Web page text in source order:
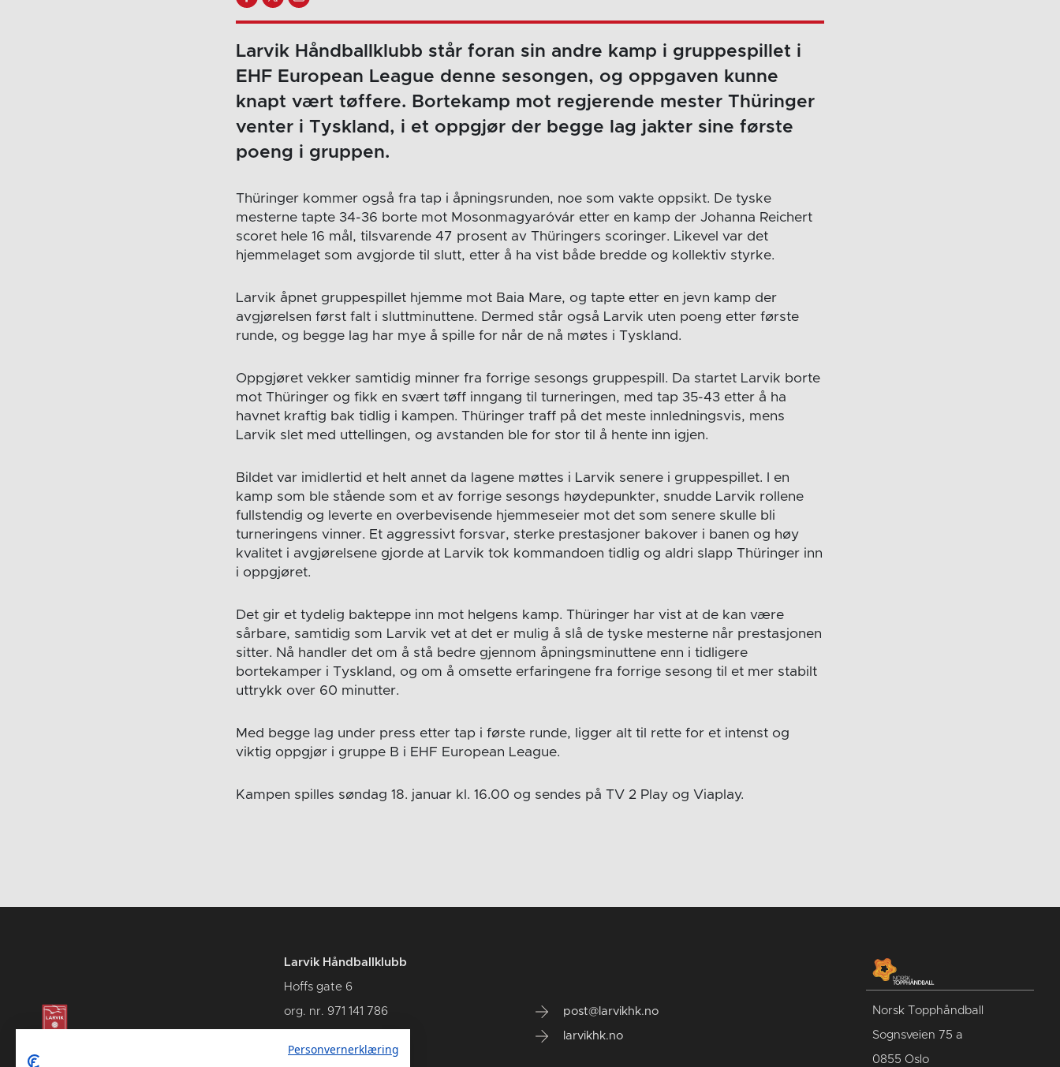
Larvik Håndballklubb står foran sin andre kamp i gruppespillet i
EHF European League denne sesongen, og oppgaven kunne
knapt vært tøffere. Bortekamp mot regjerende mester Thüringer
venter i Tyskland, i et oppgjør der begge lag jakter sine første
poeng i gruppen.
Thüringer kommer også fra tap i åpningsrunden, noe som vakte oppsikt. De tyske
mesterne tapte 34-36 borte mot Mosonmagyaróvár etter en kamp der Johanna Reichert
scoret hele 16 mål, tilsvarende 47 prosent av Thüringers scoringer. Likevel var det
hjemmelaget som avgjorde til slutt, etter å ha vist både bredde og kollektiv styrke.
Larvik åpnet gruppespillet hjemme mot Baia Mare, og tapte etter en jevn kamp der
avgjørelsen først falt i sluttminuttene. Dermed står også Larvik uten poeng etter første
runde, og begge lag har mye å spille for når de nå møtes i Tyskland.
Oppgjøret vekker samtidig minner fra forrige sesongs gruppespill. Da startet Larvik borte
mot Thüringer og fikk en svært tøff inngang til turneringen, med tap 35-43 etter å ha
havnet kraftig bak tidlig i kampen. Thüringer traff på det meste innledningsvis, mens
Larvik slet med uttellingen, og avstanden ble for stor til å hente inn igjen.
Bildet var imidlertid et helt annet da lagene møttes i Larvik senere i gruppespillet. I en
kamp som ble stående som et av forrige sesongs høydepunkter, snudde Larvik rollene
fullstendig og leverte en overbevisende hjemmeseier mot det som senere skulle bli
turneringens vinner. Et aggressivt forsvar, sterke prestasjoner bakover i banen og høy
kvalitet i avgjørelsene gjorde at Larvik tok kommandoen tidlig og aldri slapp Thüringer inn
i oppgjøret.
Det gir et tydelig bakteppe inn mot helgens kamp. Thüringer har vist at de kan være
sårbare, samtidig som Larvik vet at det er mulig å slå de tyske mesterne når prestasjonen
sitter. Nå handler det om å stå bedre gjennom åpningsminuttene enn i tidligere
bortekamper i Tyskland, og om å omsette erfaringene fra forrige sesong til et mer stabilt
uttrykk over 60 minutter.
Med begge lag under press etter tap i første runde, ligger alt til rette for et intenst og
viktig oppgjør i gruppe B i EHF European League.
Kampen spilles søndag 18. januar kl. 16.00 og sendes på TV 2 Play og Viaplay.
Larvik Håndballklubb
Hoffs gate 6
org. nr. 971 141 786 post@larvikhk.no
larvikhk.no
Norsk Topphåndball
Sognsveien 75 a
0855 Oslo
Personvernerklæring